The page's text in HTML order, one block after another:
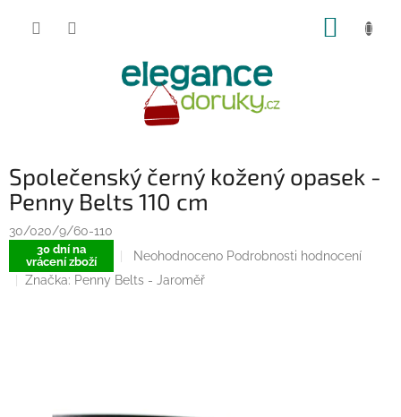
Společenský černý kožený opasek -
Penny Belts 110 cm
30/020/9/60-110
30 dní na
vrácení zboží
Průměrné
hodnocení
produktu
Neohodnoceno Podrobnosti hodnocení
Značka: Penny Belts - Jaroměř